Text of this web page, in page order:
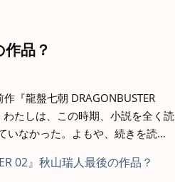
品？
『龍盤七朝 DRAGONBUSTER
たしは、この時期、小説を全く読
いなかった。よもや、続きを読…